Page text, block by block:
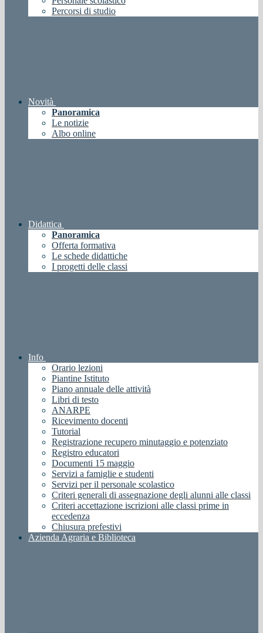
Percorsi di studio
Novità
Panoramica
Le notizie
Albo online
Didattica
Panoramica
Offerta formativa
Le schede didattiche
I progetti delle classi
Info
Orario lezioni
Piantine Istituto
Piano annuale delle attività
Libri di testo
ANARPE
Ricevimento docenti
Tutorial
Registrazione recupero minutaggio e potenziato
Registro educatori
Documenti 15 maggio
Servizi a famiglie e studenti
Servizi per il personale scolastico
Criteri generali di assegnazione degli alunni alle classi
Criteri accettazione iscrizioni alle classi prime in
eccedenza
Chiusura prefestivi
Azienda Agraria e Biblioteca